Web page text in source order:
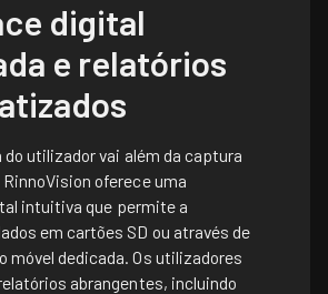
digital
e relatórios
utilizador vai além da captura
oferece uma
intuitiva que permite a
em cartões SD ou através de
móvel dedicada. Os utilizadores
abrangentes, incluindo